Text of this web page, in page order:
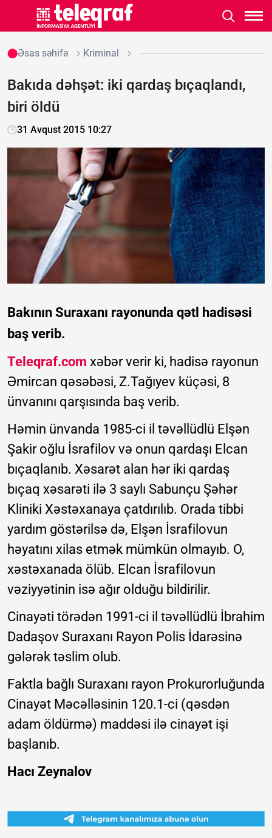
Əsas səhifə Kriminal
Bakıda dəhşət: iki qardaş bıçaqlandı,
biri öldü
31 Avqust 2015 10:27
Bakının Suraxanı rayonunda qətl hadisəsi
baş verib.
Teleqraf.com xəbər verir ki, hadisə rayonun
Əmircan qəsəbəsi, Z.Tağıyev küçəsi, 8
ünvanını qarşısında baş verib.
Həmin ünvanda 1985-ci il təvəllüdlü Elşən
Şakir oğlu İsrafilov və onun qardaşı Elcan
bıçaqlanıb. Xəsarət alan hər iki qardaş
bıçaq xəsarəti ilə 3 saylı Sabunçu Şəhər
Kliniki Xəstəxanaya çatdırılıb. Orada tibbi
yardım göstərilsə də, Elşən İsrafilovun
həyatını xilas etmək mümkün olmayıb. O,
xəstəxanada ölüb. Elcan İsrafilovun
vəziyyətinin isə ağır olduğu bildirilir.
Cinayəti törədən 1991-ci il təvəllüdlü İbrahim
Dadaşov Suraxanı Rayon Polis İdarəsinə
gələrək təslim olub.
Faktla bağlı Suraxanı rayon Prokurorluğunda
Cinayət Məcəlləsinin 120.1-ci (qəsdən
adam öldürmə) maddəsi ilə cinayət işi
başlanıb.
Hacı Zeynalov